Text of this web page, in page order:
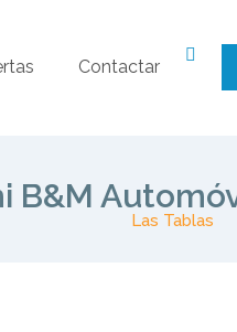
Contactar
B&M
Las Tablas